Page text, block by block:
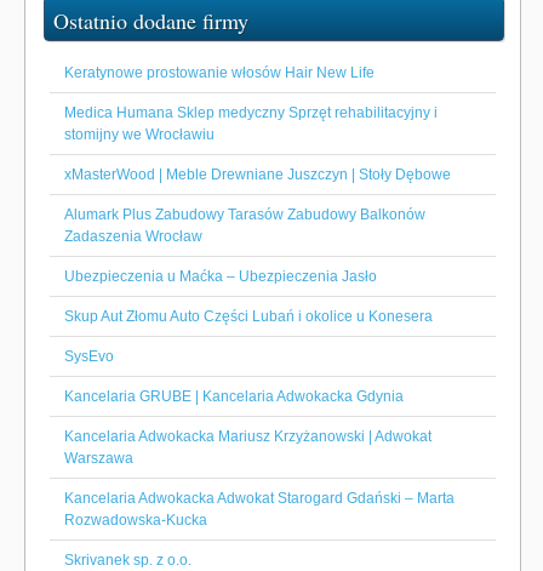
Ostatnio dodane firmy
Keratynowe prostowanie włosów Hair New Life
Medica Humana Sklep medyczny Sprzęt rehabilitacyjny i
stomijny we Wrocławiu
xMasterWood | Meble Drewniane Juszczyn | Stoły Dębowe
Alumark Plus Zabudowy Tarasów Zabudowy Balkonów
Zadaszenia Wrocław
Ubezpieczenia u Maćka – Ubezpieczenia Jasło
Skup Aut Złomu Auto Części Lubań i okolice u Konesera
SysEvo
Kancelaria GRUBE | Kancelaria Adwokacka Gdynia
Kancelaria Adwokacka Mariusz Krzyżanowski | Adwokat
Warszawa
Kancelaria Adwokacka Adwokat Starogard Gdański – Marta
Rozwadowska-Kucka
Skrivanek sp. z o.o.